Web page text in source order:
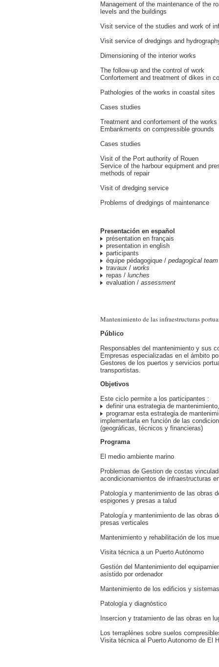
Management of the maintenance of the
levels and the buildings
Visit service of the studies and work of
Visit service of dredgings and
Dimensioning of the interior works
The follow-up and the control of work
Confortement and treatment of dikes in
Pathologies of the works in coastal sites
Cases studies
Treatment and confortement of the works
Embankments on compressible grounds
Cases studies
Visit of the Port authority of Rouen
Service of the harbour equipment and
methods of repair
Visit of dredging service
Problems of dredgings of maintenance
Presentación en español
présentation en français
presentation in english
participants
équipe pédagogique / pedagogical team
travaux / works
repas / lunches
evaluation / assessment
Mantenimiento de las infraestructuras
Público
Responsables del mantenimiento y sus
Empresas especializadas en el ámbito
Gestores de los puertos y servicios
transportistas.
Objetivos
Este ciclo permite a los participantes :
definir una estrategia de mantenimiento,
programar esta estrategia de
implementarla en función de las
(geográficas, técnicos y financieras)
Programa
El medio ambiente marino
Problemas de Gestion de costas
acondicionamientos de infraestructuras
Patología y mantenimiento de las obras
espigones y presas a talud
Patología y mantenimiento de las obras
presas verticales
Mantenimiento y rehabilitación de los
Visita técnica a un Puerto Autónomo
Gestión del Mantenimiento del
asistido por ordenador
Mantenimiento de los edificios y sistemas
Patología y diagnóstico
Insercion y tratamiento de las obras en
Los terraplénes sobre suelos
Visita técnica al Puerto Autonomo de El